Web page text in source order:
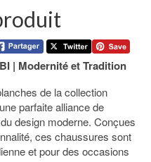
| Modernité et Tradition
de la collection
parfaite alliance de
design moderne. Conçues
ces chaussures sont
et pour des occasions